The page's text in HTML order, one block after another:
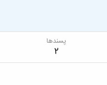
پسندها
2